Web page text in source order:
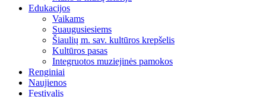
Edukacijos
Vaikams
Suaugusiesiems
Šiaulių m. sav. kultūros krepšelis
Kultūros pasas
Integruotos muziejinės pamokos
Renginiai
Naujienos
Festivalis